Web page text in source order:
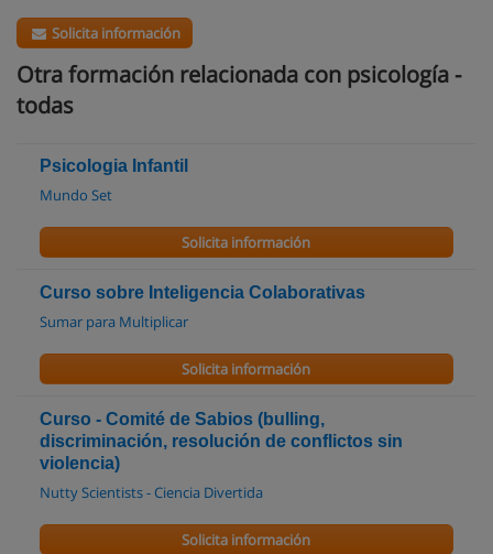
Solicita información
Otra formación relacionada con psicología -
todas
Psicologia Infantil
Mundo Set
Solicita información
Curso sobre Inteligencia Colaborativas
Sumar para Multiplicar
Solicita información
Curso - Comité de Sabios (bulling,
discriminación, resolución de conflictos sin
violencia)
Nutty Scientists - Ciencia Divertida
Solicita información